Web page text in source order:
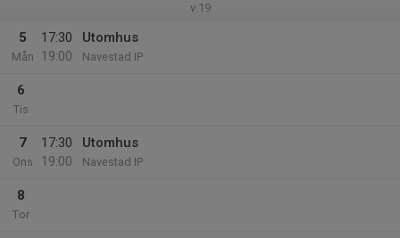
v.19
5
Mån
17:30
19:00
Utomhus
Navestad IP
6
Tis
7
Ons
17:30
19:00
Utomhus
Navestad IP
8
Tor